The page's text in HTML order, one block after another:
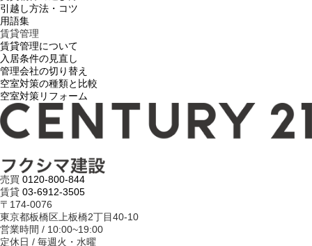
引越し方法・コツ
用語集
賃貸管理
賃貸管理について
入居条件の見直し
管理会社の切り替え
空室対策の種類と比較
空室対策リフォーム
売買 0120-800-844
賃貸 03-6912-3505
〒174-0076
東京都板橋区上板橋2丁目40-10
営業時間 / 10:00~19:00
定休日 / 毎週火・水曜